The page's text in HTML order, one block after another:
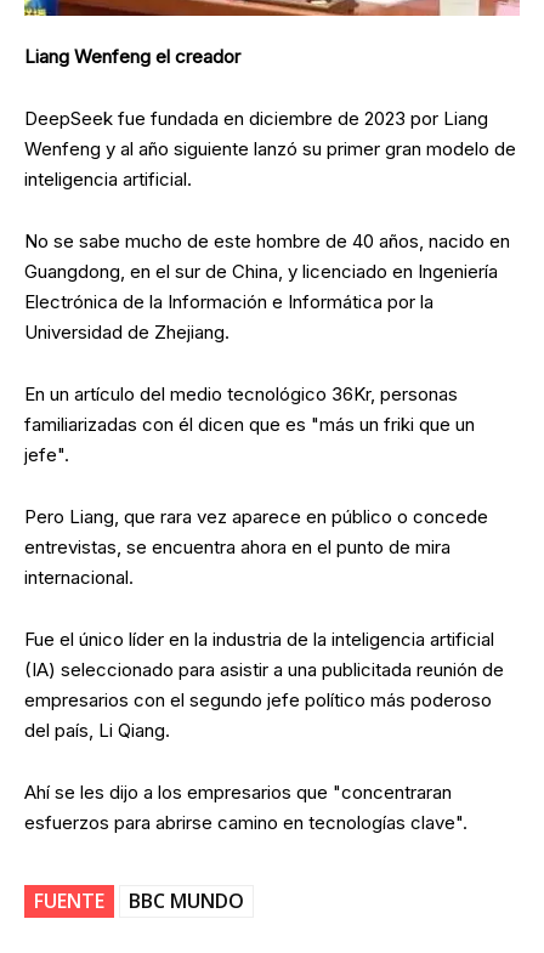
Liang Wenfeng el creador
DeepSeek fue fundada en diciembre de 2023 por Liang
Wenfeng y al año siguiente lanzó su primer gran modelo de
inteligencia artificial.
No se sabe mucho de este hombre de 40 años, nacido en
Guangdong, en el sur de China, y licenciado en Ingeniería
Electrónica de la Información e Informática por la
Universidad de Zhejiang.
En un artículo del medio tecnológico 36Kr, personas
familiarizadas con él dicen que es "más un friki que un
jefe".
Pero Liang, que rara vez aparece en público o concede
entrevistas, se encuentra ahora en el punto de mira
internacional.
Fue el único líder en la industria de la inteligencia artificial
(IA) seleccionado para asistir a una publicitada reunión de
empresarios con el segundo jefe político más poderoso
del país, Li Qiang.
Ahí se les dijo a los empresarios que "concentraran
esfuerzos para abrirse camino en tecnologías clave".
FUENTE BBC MUNDO